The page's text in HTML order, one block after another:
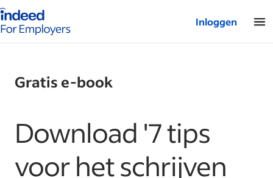
van Indeed - Voor werkgevers
Inloggen
Gratis e-book
Download '7 tips
voor het schrijven